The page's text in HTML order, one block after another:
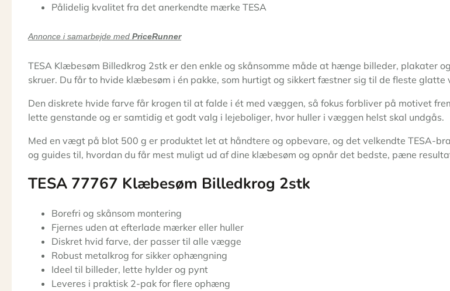
Pålidelig kvalitet fra det anerkendte mærke TESA
Annonce i samarbejde med PriceRunner
TESA Klæbesøm Billedkrog 2stk er den enkle og skånsomme måde at hænge billeder, plakater
skruer. Du får to hvide klæbesøm i én pakke, som hurtigt og sikkert fæstner sig til de fleste glatte
Den diskrete hvide farve får krogen til at falde i ét med væggen, så fokus forbliver på motivet
lette genstande og er samtidig et godt valg i lejeboliger, hvor huller i væggen helst skal undgås.
Med en vægt på blot 500 g er produktet let at håndtere og opbevare, og det velkendte TESA-
og guides til, hvordan du får mest muligt ud af dine klæbesøm og opnår det bedste, pæne
TESA 77767 Klæbesøm Billedkrog 2stk
Borefri og skånsom montering
Fjernes uden at efterlade mærker eller huller
Diskret hvid farve, der passer til alle vægge
Robust metalkrog for sikker ophængning
Ideel til billeder, lette hylder og pynt
Leveres i praktisk 2-pak for flere ophæng